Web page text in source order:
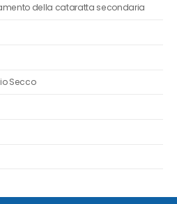
della cataratta secondaria
Secco